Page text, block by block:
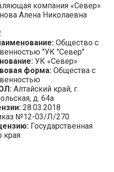
компания «Север»
Алена Николаевна
Общество с
"УК "Север"
УК «Север»
форма: Общества с
Алтайский край, г.
д. 64а
28.03.2018
№12-03/Л/270
Государственная
края